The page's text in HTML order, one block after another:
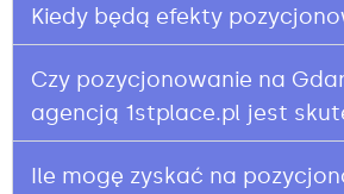
Kiedy będą efekty
Czy pozycjonowanie na
agencją 1stplace.pl jest
Ile mogę zyskać na